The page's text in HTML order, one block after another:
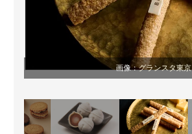
画像：グランスタ東京